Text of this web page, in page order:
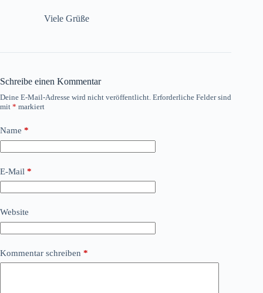
Viele Grüße
Schreibe einen Kommentar
Deine E-Mail-Adresse wird nicht veröffentlicht. Erforderliche Felder sind
mit * markiert
Name *
E-Mail *
Website
Kommentar schreiben *